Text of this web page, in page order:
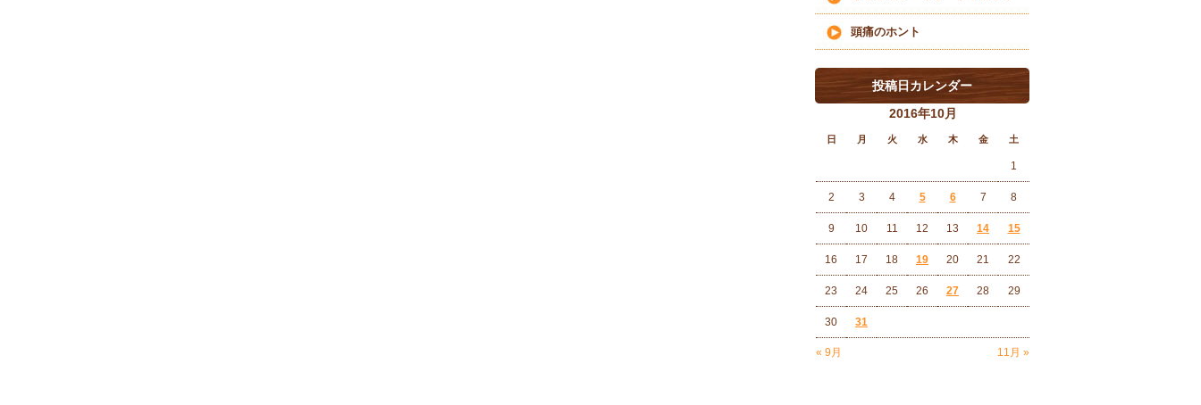
頭痛のホント
投稿日カレンダー
2016年10月
日 月 火 水 木 金 土
« 9月 11月 »
1
2 3 4 5 6 7 8
9 10 11 12 13 14 15
16 17 18 19 20 21 22
23 24 25 26 27 28 29
30 31